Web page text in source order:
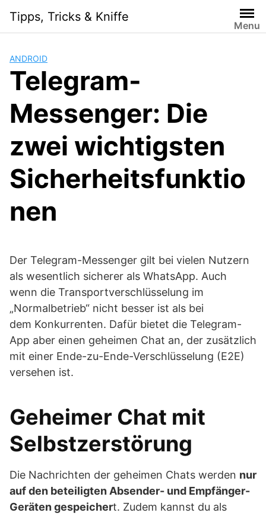
i
Tipps, Tricks & Kniffe
Menu
ANDROID
Telegram-
Messenger: Die
zwei wichtigsten
Sicherheitsfunktio
nen
Der Telegram-Messenger gilt bei vielen Nutzern
als wesentlich sicherer als WhatsApp. Auch
wenn die Transportverschlüsselung im
„Normalbetrieb“ nicht besser ist als bei
dem Konkurrenten. Dafür bietet die Telegram-
App aber einen geheimen Chat an, der zusätzlich
mit einer Ende-zu-Ende-Verschlüsselung (E2E)
versehen ist.
Geheimer Chat mit
Selbstzerstörung
Die Nachrichten der geheimen Chats werden nur
auf den beteiligten Absender- und Empfänger-
Geräten gespeichert. Zudem kannst du als